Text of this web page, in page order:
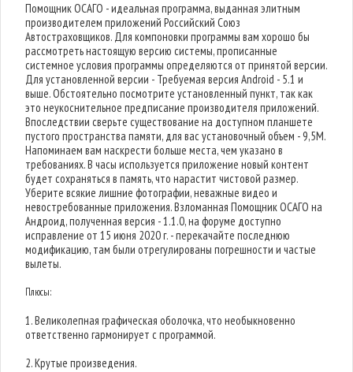
Помощник ОСАГО - идеальная программа, выданная элитным
производителем приложений Российский Союз
Автостраховщиков. Для компоновки программы вам хорошо бы
рассмотреть настоящую версию системы, прописанные
системное условия программы определяются от принятой версии.
Для установленной версии - Требуемая версия Android - 5.1 и
выше. Обстоятельно посмотрите установленный пункт, так как
это неукоснительное предписание производителя приложений.
Впоследствии сверьте существование на доступном планшете
пустого пространства памяти, для вас установочный объем - 9,5M.
Напоминаем вам наскрести больше места, чем указано в
требованиях. В часы используется приложение новый контент
будет сохраняться в память, что нарастит чистовой размер.
Уберите всякие лишние фотографии, неважные видео и
невостребованные приложения. Взломанная Помощник ОСАГО на
Андроид, полученная версия - 1.1.0, на форуме доступно
исправление от 15 июня 2020 г. - перекачайте последнюю
модификацию, там были отрегулированы погрешности и частые
вылеты.
Плюсы:
1. Великолепная графическая оболочка, что необыкновенно
ответственно гармонирует с программой.
2. Крутые произведения.